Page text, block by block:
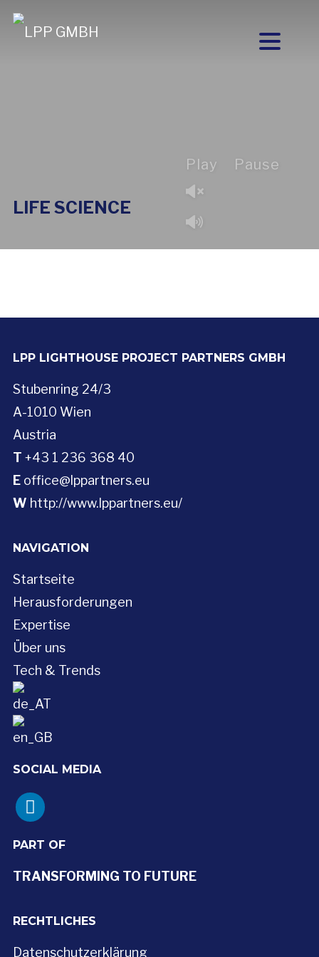
LIFE SCIENCE
Play Pause
LPP LIGHTHOUSE PROJECT PARTNERS GMBH
Stubenring 24/3
A-1010 Wien
Austria
T +43 1 236 368 40
Eoffice@lppartners.eu
W http://www.lppartners.eu/
NAVIGATION
Startseite
Herausforderungen
Expertise
Über uns
Tech & Trends
SOCIAL MEDIA
linkedin
PART OF
TRANSFORMING TO FUTURE
RECHTLICHES
Datenschutzerklärung